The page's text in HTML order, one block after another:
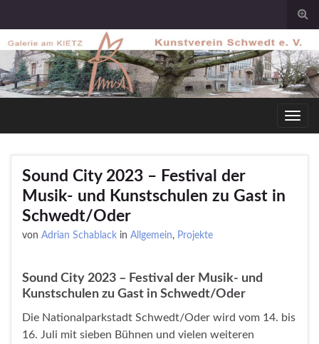
Sound City 2023 – Festival der
Musik- und Kunstschulen zu Gast in
Schwedt/Oder
von Adrian Schablack in Allgemein, Projekte
Sound City 2023 – Festival der Musik- und
Kunstschulen zu Gast in Schwedt/Oder
Die Nationalparkstadt Schwedt/Oder wird vom 14. bis
16. Juli mit sieben Bühnen und vielen weiteren